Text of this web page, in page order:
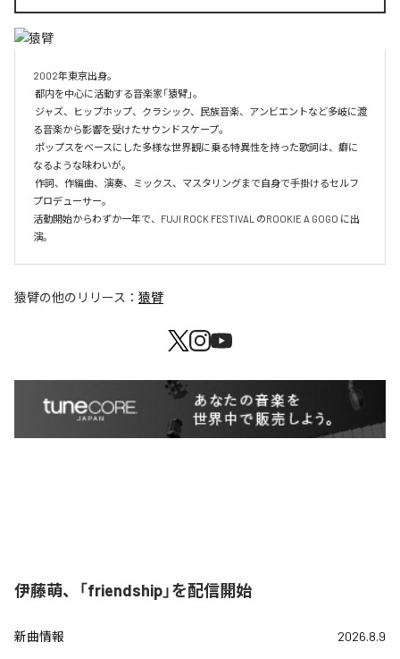
2002年東京出身。
る音楽から影響を受けたサウンドスケープ。
なるような味わいが。
プロデューサー。
活動開始からわずか一年で、FUJI ROCK FESTIVAL のROOKIE A GOGO に出
演。
猿臂の他のリリース： 猿臂
伊藤萌、「friendship」を配信開始
新曲情報 2026.8.9